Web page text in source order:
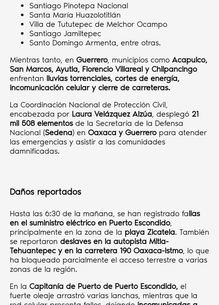
Santiago Pinotepa Nacional
Santa María Huazolotitlán
Villa de Tututepec de Melchor Ocampo
Santiago Jamiltepec
Santo Domingo Armenta, entre otras.
Mientras tanto, en Guerrero, municipios como Acapulco,
San Marcos, Ayutla, Florencio Villareal y Chilpancingo
enfrentan lluvias torrenciales, cortes de energía,
incomunicación celular y cierre de carreteras.
La Coordinación Nacional de Protección Civil,
encabezada por Laura Velázquez Alzúa , desplegó 21
mil 508 elementosde la Secretaría de la Defensa
Nacional (Sedena) en Oaxaca y Guerreropara atender
las emergencias y asistir a las comunidades
damnificadas.
Daños reportados
Hasta las 6:30 de la mañana, se han registrado fallas
en el suministro eléctrico en Puerto Escondido,
principalmente en la zona de la playa Zicatela. También
se reportaron deslaves en la autopista Mitla-
Tehuantepec y en la carretera 190 Oaxaca-Istmo, lo que
ha bloqueado parcialmente el acceso terrestre a varias
zonas de la región.
En la Capitanía de Puerto de Puerto Escondido, el
fuerte oleaje arrastró varias lanchas, mientras que la